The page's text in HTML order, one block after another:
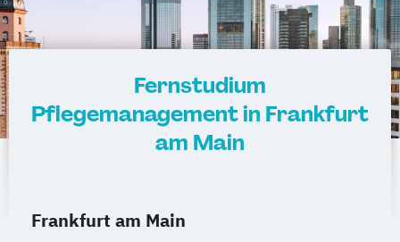
Fernstudium
Pflegemanagement in Frankfurt
am Main
Frankfurt am Main